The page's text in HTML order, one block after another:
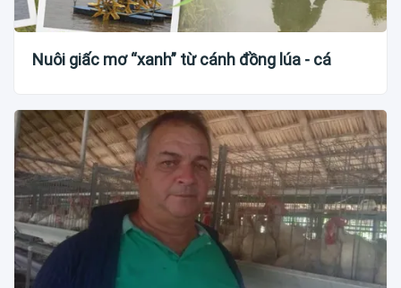
Nuôi giấc mơ “xanh” từ cánh đồng lúa - cá